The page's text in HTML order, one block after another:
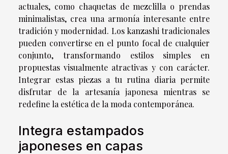
actuales, como chaquetas de mezclilla o prendas
minimalistas, crea una armonía interesante entre
tradición y modernidad. Los kanzashi tradicionales
pueden convertirse en el punto focal de cualquier
conjunto, transformando estilos simples en
propuestas visualmente atractivas y con carácter.
Integrar estas piezas a tu rutina diaria permite
disfrutar de la artesanía japonesa mientras se
redefine la estética de la moda contemporánea.
Integra estampados
japoneses en capas